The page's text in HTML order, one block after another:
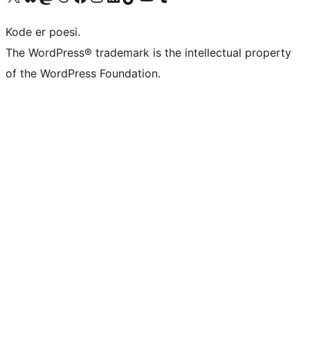
Kode er poesi.
The WordPress® trademark is the intellectual property
of the WordPress Foundation.